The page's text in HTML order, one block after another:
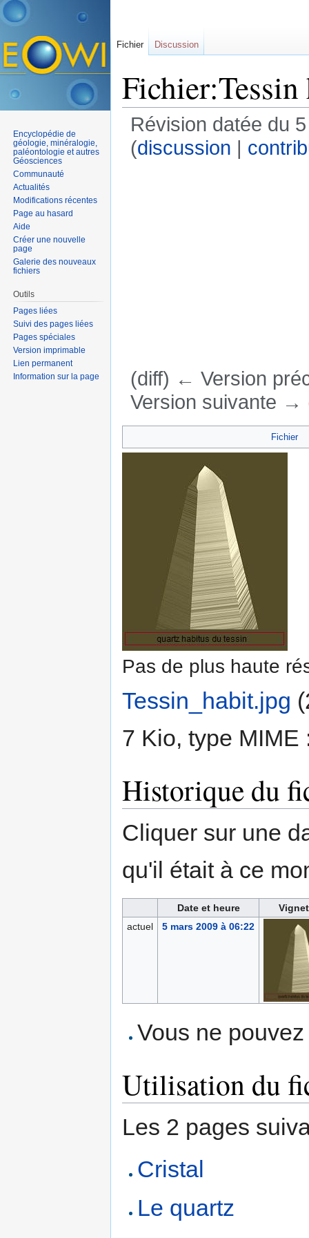
Révision datée du
(discussion |
(diff) ← Version
Version suivante →
Fichier
Pas de plus haute
Tessin_habit.jpg
7 Kio, type
Historique du
Cliquer sur une
qu'il était à ce
Date et heure
actuel
5 mars 2009 à 06:22
Vous ne
Utilisation du
Les 2 pages
Cristal
Le quartz
Fichier Discussion
Encyclopédie de
géologie, minéralogie,
paléontologie et autres
Géosciences
Communauté
Actualités
Modifications récentes
Page au hasard
Aide
Créer une nouvelle
page
Galerie des nouveaux
fichiers
Outils
Pages liées
Suivi des pages liées
Pages spéciales
Version imprimable
Lien permanent
Information sur la page